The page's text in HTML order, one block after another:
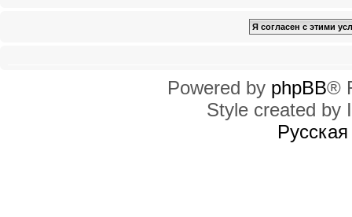
Powered by phpBB®
Style created by